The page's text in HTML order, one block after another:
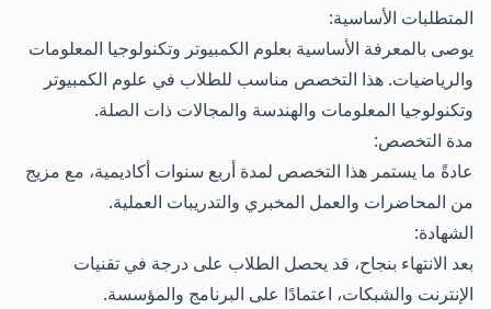
المتطلبات الأساسية:
يوصى بالمعرفة الأساسية بعلوم الكمبيوتر وتكنولوجيا المعلومات
والرياضيات. هذا التخصص مناسب للطلاب في علوم الكمبيوتر
وتكنولوجيا المعلومات والهندسة والمجالات ذات الصلة.
مدة التخصص:
عادةً ما يستمر هذا التخصص لمدة أربع سنوات أكاديمية، مع مزيج
من المحاضرات والعمل المخبري والتدريبات العملية.
الشهادة:
بعد الانتهاء بنجاح، قد يحصل الطلاب على درجة في تقنيات
الإنترنت والشبكات، اعتمادًا على البرنامج والمؤسسة.